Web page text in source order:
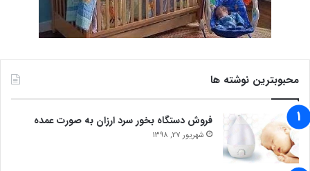
محبوبترین نوشته ها
فروش دستگاه بخور سرد ارزان به صورت عمده
شهریور 27, 1398